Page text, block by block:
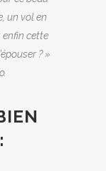
un vol en
enfin cette
? »